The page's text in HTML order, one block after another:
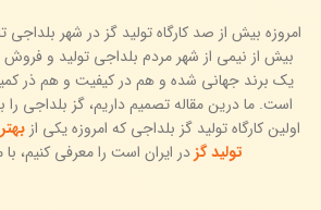
امروزه بیش از صد کارگاه تولید گز در شهر
بیش از نیمی از شهر مردم بلداجی تولید و
یک برند جهانی شده و هم در کیفیت و هم ذر
است. ما درین مقاله تصمیم داریم، گز بلداجی را
اولین کارگاه تولید گز بلداجی که امروزه یکی از
تولید گزدر ایران است را معرفی کنیم، با